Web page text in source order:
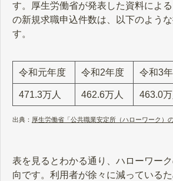
す。厚生労働省が発表した資料によ
の新規求職申込件数は、以下のよう
す。
令和元年度 令和2年度 令和3
471.3万人 462.6万人 463.0万
出典： 厚生労働省「公共職業安定所（ハローワーク）
表を見るとわかる通り、ハローワー
向です。利用者が徐々に減っている